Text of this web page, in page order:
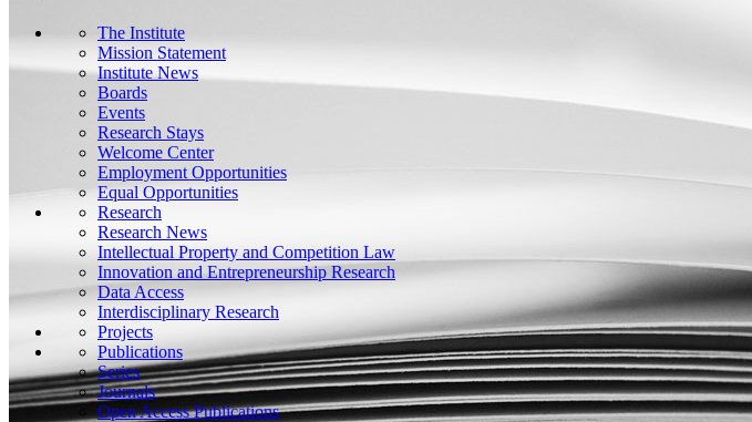
The Institute
Mission Statement
Institute News
Boards
Events
Research Stays
Welcome Center
Employment Opportunities
Equal Opportunities
Research
Research News
Intellectual Property and Competition Law
Innovation and Entrepreneurship Research
Data Access
Interdisciplinary Research
Projects
Publications
Series
Journals
Open Access Publications